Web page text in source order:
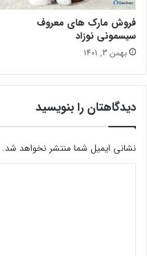
فروش مارک های معروف
سیسمونی نوزاد
بهمن 3, 1401
دیدگاهتان را بنویسید
نشانی ایمیل شما منتشر نخواهد شد.